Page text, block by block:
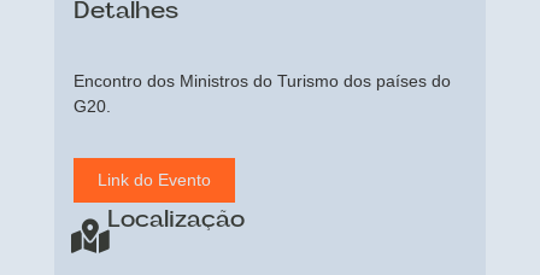
Detalhes
Encontro dos Ministros do Turismo dos países do
G20.
Link do Evento
Localização